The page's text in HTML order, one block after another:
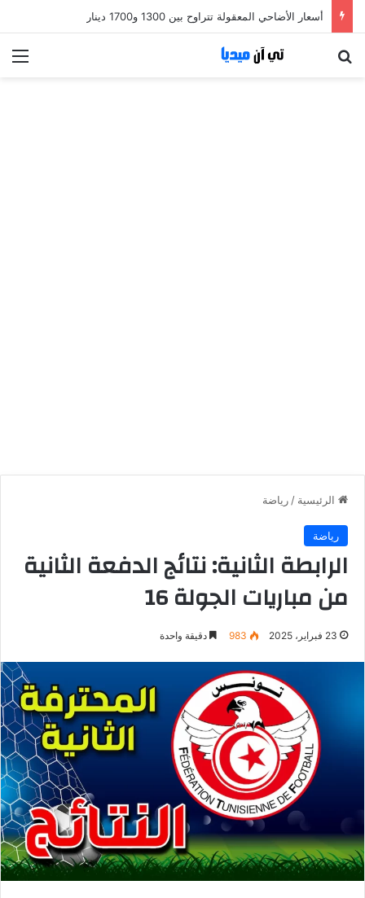
أسعار الأضاحي المعقولة تتراوح بين 1300 و1700 دينار
الرئيسية / رياضة
رياضة
الرابطة الثانية: نتائج الدفعة الثانية
من مباريات الجولة 16
23 فبراير، 2025 983 دقيقة واحدة